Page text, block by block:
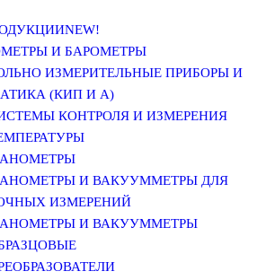
NEW!
И БАРОМЕТРЫ
ИЗМЕРИТЕЛЬНЫЕ ПРИБОРЫ И
(КИП И А)
КОНТРОЛЯ И ИЗМЕРЕНИЯ
И ВАКУУММЕТРЫ ДЛЯ
ИЗМЕРЕНИЙ
И ВАКУУММЕТРЫ